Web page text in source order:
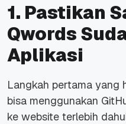
1. Pastikan
Qwords
Aplikasi
Langkah pertama yang
bisa menggunakan
ke website terlebih